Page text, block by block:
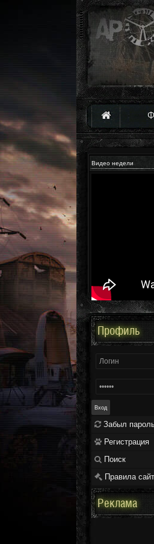
Видео недели
Профиль
Забыл
Регистрация
Поиск
Правила
Реклама